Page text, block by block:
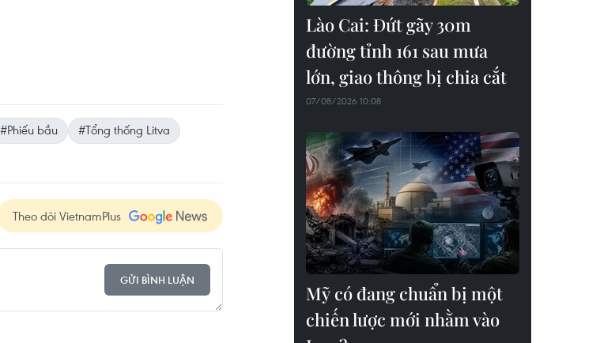
#Phiếu bầu
#Tổng thống Litva
Theo dõi VietnamPlus
GỬI BÌNH LUẬN
Lào Cai: Đứt gãy 30m
đường tỉnh 161 sau mưa
lớn, giao thông bị chia cắt
07/08/2026 10:08
Mỹ có đang chuẩn bị một
chiến lược mới nhằm vào